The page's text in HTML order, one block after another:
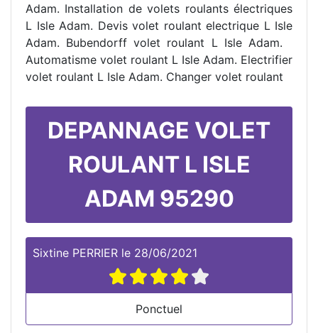
Adam. Installation de volets roulants électriques
L Isle Adam. Devis volet roulant electrique L Isle
Adam. Bubendorff volet roulant L Isle Adam.
Automatisme volet roulant L Isle Adam. Electrifier
volet roulant L Isle Adam. Changer volet roulant
DEPANNAGE VOLET
ROULANT L ISLE
ADAM 95290
Sixtine PERRIER le 28/06/2021
Ponctuel